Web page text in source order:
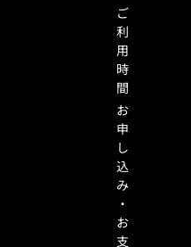
ご
利
用
時
間
お
申
し
込
み
・
お
支